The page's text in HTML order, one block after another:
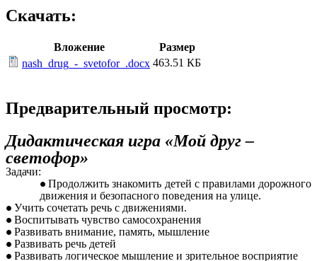
Скачать:
Вложение
Размер
nash_drug_-_svetofor_.docx 463.51 КБ
Предварительный просмотр:
Дидактическая игра «Мой друг –
светофор»
Задачи:
Продолжить знакомить детей с правилами дорожного
движения и безопасного поведения на улице.
Учить сочетать речь с движениями.
Воспитывать чувство самосохранения
Развивать внимание, память, мышление
Развивать речь детей
Развивать логическое мышление и зрительное восприятие